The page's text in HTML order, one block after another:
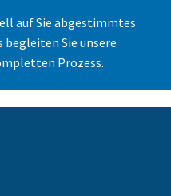
auf Sie abgestimmtes
begleiten Sie unsere
Prozess.